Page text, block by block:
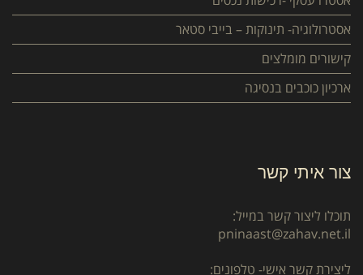
אסטרולוגיה- תינוקות – בייבי סטאר
קישורים מומלצים
ארכיון כוכבים בנסיגה
צור איתי קשר
תוכלו ליצור קשר במייל:
pninaast@zahav.net.il
ליצירת קשר אישי- טלפונים: